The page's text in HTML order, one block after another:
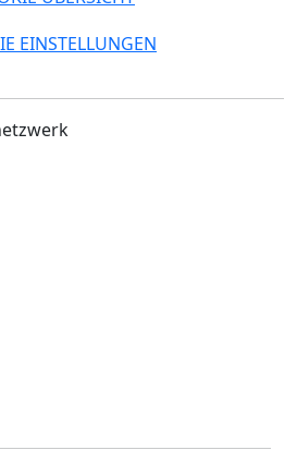
EINSTELLUNGEN